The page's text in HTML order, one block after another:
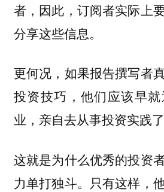
者，因此，订阅者实际上
分享这些信息。
更何况，如果报告撰写者
投资技巧，他们应该早
业，亲自去从事投资实践了
这就是为什么优秀的投资
力单打独斗。只有这样，